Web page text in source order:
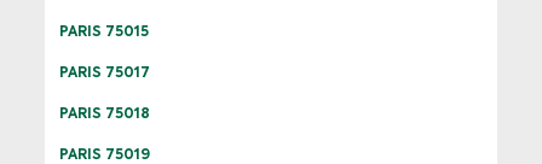
PARIS 75015
PARIS 75017
PARIS 75018
PARIS 75019